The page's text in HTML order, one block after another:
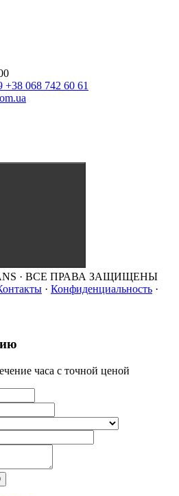
+38 068 742 60 61
· ВСЕ ПРАВА ЗАЩИЩЕНЫ
· Конфиденциальность ·
часа с точной ценой